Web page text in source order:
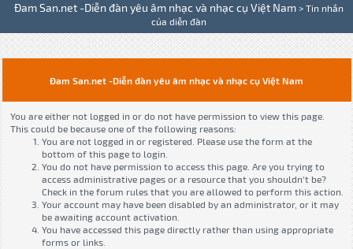
Đam San.net -Diễn đàn yêu âm nhạc và nhạc cụ Việt Nam > Tin nhắn
của diễn đàn
Đam San.net -Diễn đàn yêu âm nhạc và nhạc cụ Việt Nam
You are either not logged in or do not have permission to view this page.
This could be because one of the following reasons:
You are not logged in or registered. Please use the form at the
bottom of this page to login.
You do not have permission to access this page. Are you trying to
access administrative pages or a resource that you shouldn't be?
Check in the forum rules that you are allowed to perform this action.
Your account may have been disabled by an administrator, or it may
be awaiting account activation.
You have accessed this page directly rather than using appropriate
forms or links.